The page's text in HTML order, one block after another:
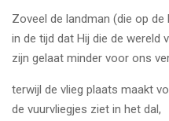
Zoveel de landman (die op de
in de tijd dat Hij die de wereld
zijn gelaat minder voor ons
terwijl de vlieg plaats maakt
de vuurvliegjes ziet in het dal,